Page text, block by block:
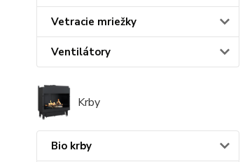
Vetracie mriežky
Ventilátory
Krby
Bio krby